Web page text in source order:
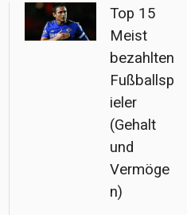
Top 15
Meist
bezahlten
Fußballsp
ieler
(Gehalt
und
Vermöge
n)